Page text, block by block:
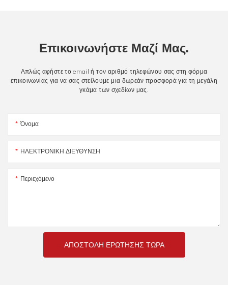
Επικοινωνήστε Μαζί Μας.
Απλώς αφήστε το email ή τον αριθμό τηλεφώνου σας στη φόρμα
επικοινωνίας για να σας στείλουμε μια δωρεάν προσφορά για τη μεγάλη
γκάμα των σχεδίων μας.
Όνομα
ΗΛΕΚΤΡΟΝΙΚΗ ΔΙΕΥΘΥΝΣΗ
Περιεχόμενο
ΑΠΟΣΤΟΛΉ ΕΡΏΤΗΣΗΣ ΤΏΡΑ